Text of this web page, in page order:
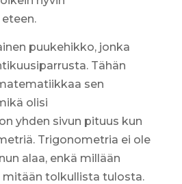
puukehikko, jonka
Tähän
sen
olisi
yhden sivun pituus kun
Trigonometria ei ole
alaa, enkä millään
tolkullista tulosta.